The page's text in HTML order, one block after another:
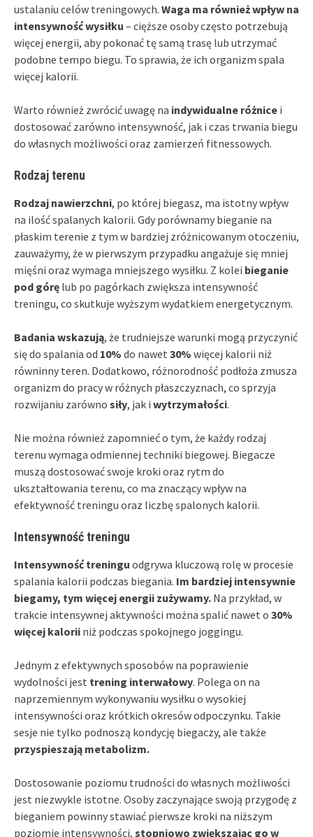
ustalaniu celów treningowych. Waga ma również wpływ na
intensywność wysiłku – cięższe osoby często potrzebują
więcej energii, aby pokonać tę samą trasę lub utrzymać
podobne tempo biegu. To sprawia, że ich organizm spala
więcej kalorii.
Warto również zwrócić uwagę na indywidualne różnice i
dostosować zarówno intensywność, jak i czas trwania biegu
do własnych możliwości oraz zamierzeń fitnessowych.
Rodzaj terenu
Rodzaj nawierzchni, po której biegasz, ma istotny wpływ
na ilość spalanych kalorii. Gdy porównamy bieganie na
płaskim terenie z tym w bardziej zróżnicowanym otoczeniu,
zauważymy, że w pierwszym przypadku angażuje się mniej
mięśni oraz wymaga mniejszego wysiłku. Z kolei bieganie
pod górę lub po pagórkach zwiększa intensywność
treningu, co skutkuje wyższym wydatkiem energetycznym.
Badania wskazują, że trudniejsze warunki mogą przyczynić
się do spalania od 10% do nawet 30% więcej kalorii niż
równinny teren. Dodatkowo, różnorodność podłoża zmusza
organizm do pracy w różnych płaszczyznach, co sprzyja
rozwijaniu zarówno siły, jak i wytrzymałości.
Nie można również zapomnieć o tym, że każdy rodzaj
terenu wymaga odmiennej techniki biegowej. Biegacze
muszą dostosować swoje kroki oraz rytm do
ukształtowania terenu, co ma znaczący wpływ na
efektywność treningu oraz liczbę spalonych kalorii.
Intensywność treningu
Intensywność treningu odgrywa kluczową rolę w procesie
spalania kalorii podczas biegania. Im bardziej intensywnie
biegamy, tym więcej energii zużywamy. Na przykład, w
trakcie intensywnej aktywności można spalić nawet o 30%
więcej kalorii niż podczas spokojnego joggingu.
Jednym z efektywnych sposobów na poprawienie
wydolności jest trening interwałowy. Polega on na
naprzemiennym wykonywaniu wysiłku o wysokiej
intensywności oraz krótkich okresów odpoczynku. Takie
sesje nie tylko podnoszą kondycję biegaczy, ale także
przyspieszają metabolizm.
Dostosowanie poziomu trudności do własnych możliwości
jest niezwykle istotne. Osoby zaczynające swoją przygodę z
bieganiem powinny stawiać pierwsze kroki na niższym
poziomie intensywności, stopniowo zwiększając go w